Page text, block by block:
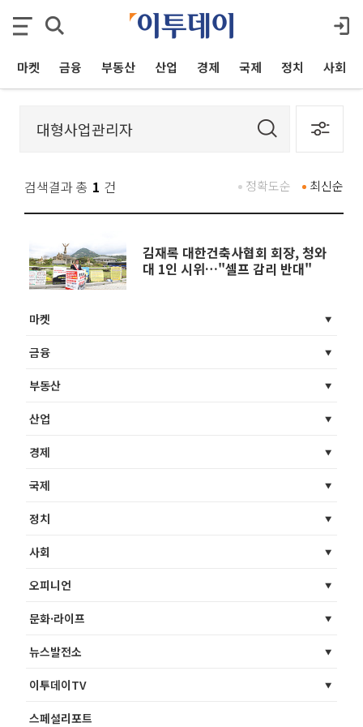
마켓 금융 부동산 산업 경제 국제 정치 사회
검색결과 총 1 건 최신순
정확도순
김재록 대한건축사협회 회장, 청와
대 1인 시위…"셀프 감리 반대"
마켓
금융
부동산
산업
경제
국제
정치
사회
오피니언
문화·라이프
뉴스발전소
이투데이TV
스페셜리포트